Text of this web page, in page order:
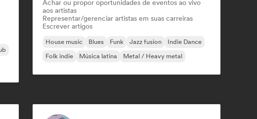
Achar ou propor oportunidades de eventos ao vivo
aos artistas
Representar/gerenciar artistas em suas carreiras
Escrever artigos
House music Blues Funk Jazz fusion
Indie Dance
Folk indie
Música latina Metal / Heavy metal